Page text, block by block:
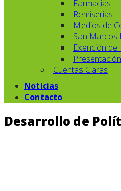
Farmacias
Remiserias
Medios de
San Marcos
Exención
Cuentas Claras
Noticias
Contacto
Desarrollo de